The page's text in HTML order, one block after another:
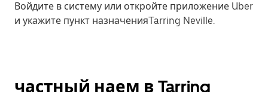
Войдите в систему или откройте приложение Uber
и укажите пункт назначенияTarring Neville.
частный наем в Tarring